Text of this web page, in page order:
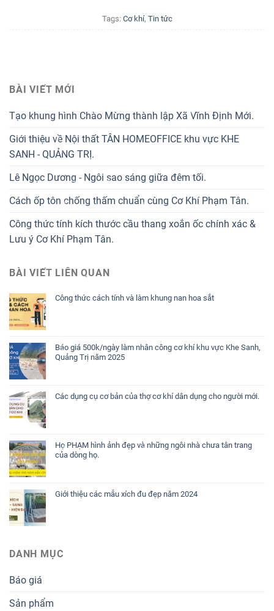
Tags: Cơ khí, Tin tức
BÀI VIẾT MỚI
Tạo khung hình Chào Mừng thành lập Xã Vĩnh Định Mới.
Giới thiệu về Nội thất TÂN HOMEOFFICE khu vực KHE
SANH - QUẢNG TRỊ.
Lê Ngọc Dương - Ngôi sao sáng giữa đêm tối.
Cách ốp tôn chống thấm chuẩn cùng Cơ Khí Phạm Tân.
Công thức tính kích thước cầu thang xoắn ốc chính xác &
Lưu ý Cơ Khí Phạm Tân.
BÀI VIẾT LIÊN QUAN
Công thức cách tính và làm khung nan hoa sắt
Báo giá 500k/ngày làm nhân công cơ khí khu vực Khe Sanh,
Quảng Trị năm 2025
Các dụng cụ cơ bản của thợ cơ khí dân dụng cho người mới.
Họ PHẠM hình ảnh đẹp và những ngôi nhà chưa tân trang
của dòng họ.
Giới thiệu các mẫu xích đu đẹp năm 2024
DANH MỤC
Báo giá
Sản phẩm